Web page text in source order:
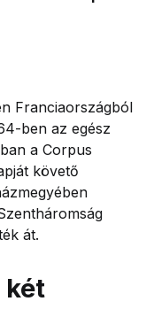
Franciaországból
ben az egész
a Corpus
követő
át.
két